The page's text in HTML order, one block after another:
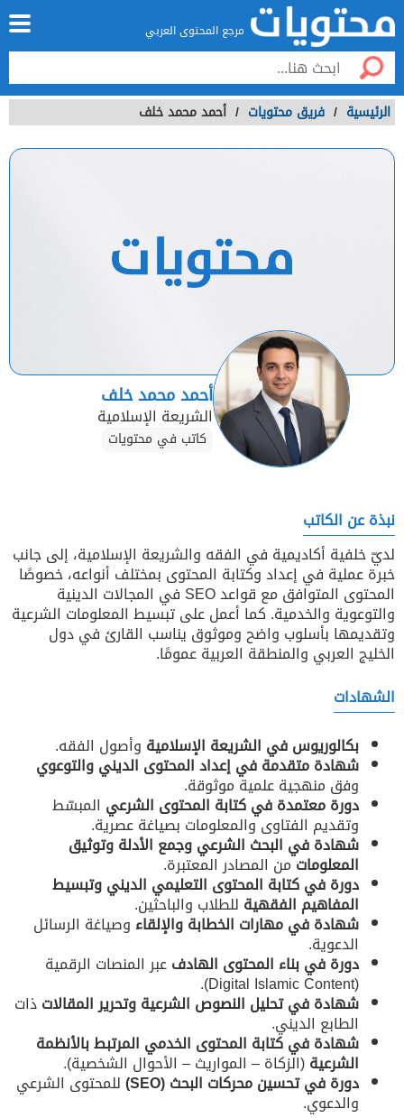
مرجع المحتوى العربي
الرئيسية / فريق محتويات / أحمد محمد خلف
أحمد محمد خلف
الشريعة الإسلامية
كاتب في محتويات
نبذة عن الكاتب
لديّ خلفية أكاديمية في الفقه والشريعة الإسلامية، إلى جانب
خبرة عملية في إعداد وكتابة المحتوى بمختلف أنواعه، خصوصًا
المحتوى المتوافق مع قواعد SEO في المجالات الدينية
والتوعوية والخدمية. كما أعمل على تبسيط المعلومات الشرعية
وتقديمها بأسلوب واضح وموثوق يناسب القارئ في دول
الخليج العربي والمنطقة العربية عمومًا.
الشهادات
بكالوريوس في الشريعة الإسلامية وأصول الفقه.
شهادة متقدمة في إعداد المحتوى الديني والتوعوي
وفق منهجية علمية موثوقة.
دورة معتمدة في كتابة المحتوى الشرعي المبسّط
وتقديم الفتاوى والمعلومات بصياغة عصرية.
شهادة في البحث الشرعيوجمع الأدلة وتوثيق
المعلوماتمن المصادر المعتبرة.
دورة في كتابة المحتوى التعليمي الديني وتبسيط
المفاهيم الفقهية للطلاب والباحثين.
شهادة في مهارات الخطابة والإلقاء وصياغة الرسائل
الدعوية.
دورة في بناء المحتوى الهادفعبر المنصات الرقمية
(Digital Islamic Content).
شهادة في تحليل النصوص الشرعية وتحرير المقالاتذات
الطابع الديني.
شهادة في كتابة المحتوى الخدمي المرتبط بالأنظمة
الشرعية(الزكاة – المواريث – الأحوال الشخصية).
دورة في تحسين محركات البحث(SEO) للمحتوى الشرعي
والدعوي.